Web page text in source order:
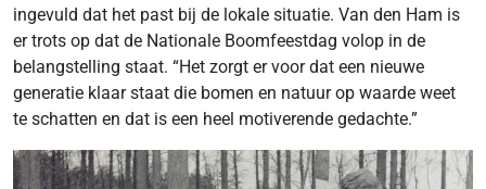
ingevuld dat het past bij de lokale situatie. Van den Ham is
er trots op dat de Nationale Boomfeestdag volop in de
belangstelling staat. “Het zorgt er voor dat een nieuwe
generatie klaar staat die bomen en natuur op waarde weet
te schatten en dat is een heel motiverende gedachte.”